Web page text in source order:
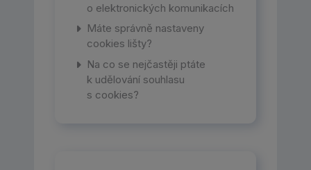
o elektronických komunikacích
Máte správně nastaveny
cookies lišty?
Na co se nejčastěji ptáte
k udělování souhlasu
s cookies?